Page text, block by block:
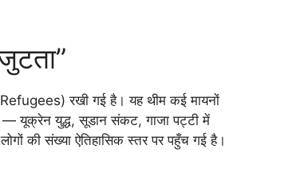
रखी गई है। यह थीम कई मायनों
— यूक्रेन युद्ध, सूडान संकट, गाजा पट्टी में
की संख्या ऐतिहासिक स्तर पर पहुँच गई है।